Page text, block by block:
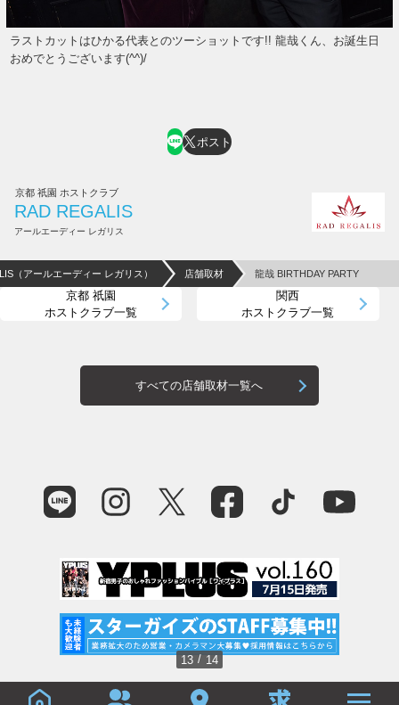
ラストカットはひかる代表とのツーショットです!! 龍哉くん、お誕生日
おめでとうございます(^^)/
13 / 14
ポスト
京都 祇園 ホストクラブ
RAD REGALIS
アールエーディー レガリス
（アールエーディー レガリス） 店舗取材 龍哉 BIRTHDAY PARTY
京都 祇園
ホストクラブ一覧
関西
ホストクラブ一覧
すべての店舗取材一覧へ